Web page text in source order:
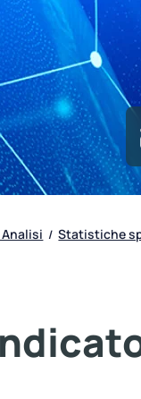
/ Statistiche